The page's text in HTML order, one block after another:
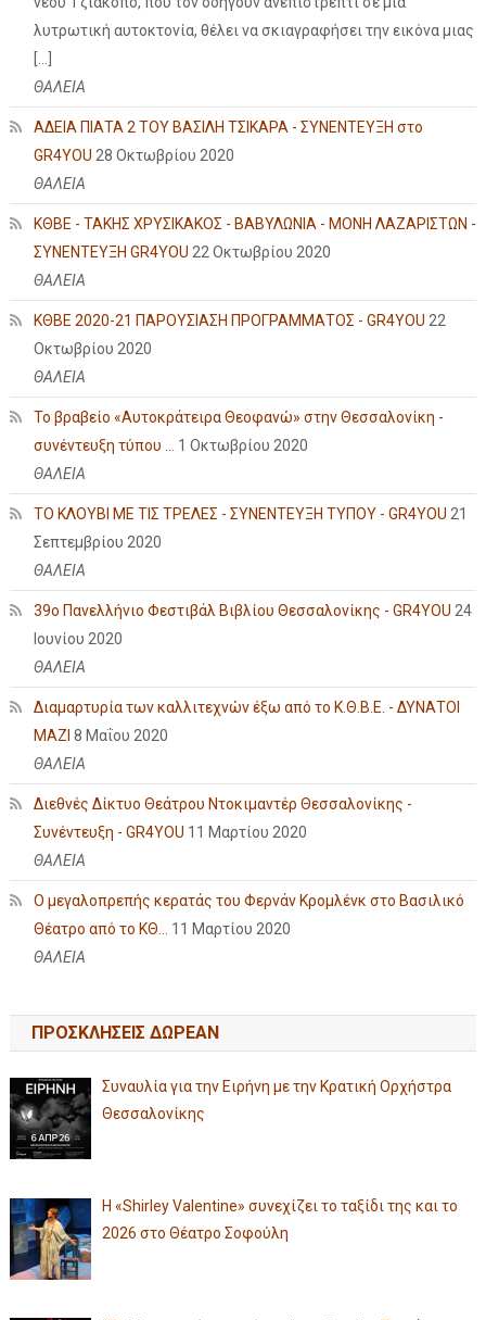
λυτρωτική αυτοκτονία, θέλει να σκιαγραφήσει την εικόνα μιας
ΘΑΛΕΙΑ
ΑΔΕΙΑ ΠΙΑΤΑ 2 ΤΟΥ ΒΑΣΙΛΗ ΤΣΙΚΑΡΑ - ΣΥΝΕΝΤΕΥΞΗ στο
GR4YOU 28 Οκτωβρίου 2020
ΘΑΛΕΙΑ
ΚΘΒΕ - ΤΑΚΗΣ ΧΡΥΣΙΚΑΚΟΣ - ΒΑΒΥΛΩΝΙΑ - ΜΟΝΗ ΛΑΖΑΡΙΣΤΩΝ -
ΣΥΝΕΝΤΕΥΞΗ GR4YOU 22 Οκτωβρίου 2020
ΘΑΛΕΙΑ
ΚΘΒΕ 2020-21 ΠΑΡΟΥΣΙΑΣΗ ΠΡΟΓΡΑΜΜΑΤΟΣ - GR4YOU 22
Οκτωβρίου 2020
ΘΑΛΕΙΑ
Το βραβείο «Αυτοκράτειρα Θεοφανώ» στην Θεσσαλονίκη -
συνέντευξη τύπου ...
1 Οκτωβρίου 2020
ΘΑΛΕΙΑ
ΤΟ ΚΛΟΥΒΙ ΜΕ ΤΙΣ ΤΡΕΛΕΣ - ΣΥΝΕΝΤΕΥΞΗ ΤΥΠΟΥ - GR4YOU 21
Σεπτεμβρίου 2020
ΘΑΛΕΙΑ
39ο Πανελλήνιο Φεστιβάλ Βιβλίου Θεσσαλονίκης - GR4YOU 24
Ιουνίου 2020
ΘΑΛΕΙΑ
Διαμαρτυρία των καλλιτεχνών έξω από το Κ.Θ.Β.Ε. - ΔΥΝΑΤΟΙ
ΜΑΖΙ 8 Μαΐου 2020
ΘΑΛΕΙΑ
Διεθνές Δίκτυο Θεάτρου Ντοκιμαντέρ Θεσσαλονίκης -
Συνέντευξη - GR4YOU 11 Μαρτίου 2020
ΘΑΛΕΙΑ
Ο μεγαλοπρεπής κερατάς του Φερνάν Κρομλένκ στο Βασιλικό
Θέατρο από το ΚΘ...
11 Μαρτίου 2020
ΘΑΛΕΙΑ
ΠΡΟΣΚΛΗΣΕΙΣ ΔΩΡΕΑΝ
Συναυλία για την Ειρήνη με την Κρατική Ορχήστρα
Θεσσαλονίκης
Η «Shirley Valentine» συνεχίζει το ταξίδι της και το
2026 στο Θέατρο Σοφούλη